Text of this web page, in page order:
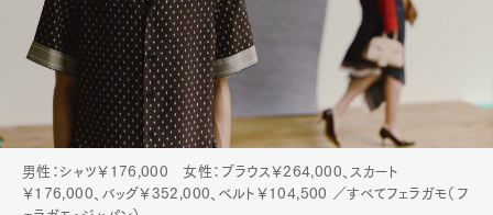
男性：シャツ￥176,000 女性：ブラウス￥264,000、スカート
￥176,000、バッグ￥352,000、ベルト￥104,500 ／すべてフェラガモ（フ